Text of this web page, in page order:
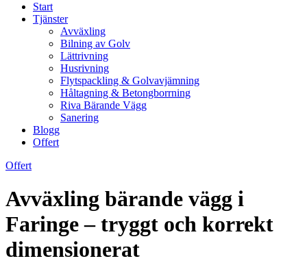
Start
Tjänster
Avväxling
Bilning av Golv
Lättrivning
Husrivning
Flytspackling & Golvavjämning
Håltagning & Betongborrning
Riva Bärande Vägg
Sanering
Blogg
Offert
Offert
Avväxling bärande vägg i
Faringe – tryggt och korrekt
dimensionerat